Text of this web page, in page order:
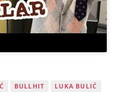
BULLHIT
LUKA BULIĆ